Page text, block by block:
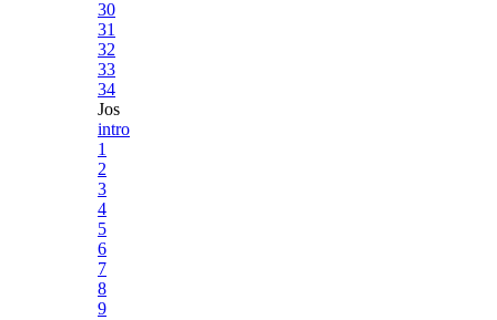
30
31
32
33
34
Jos
intro
1
2
3
4
5
6
7
8
9